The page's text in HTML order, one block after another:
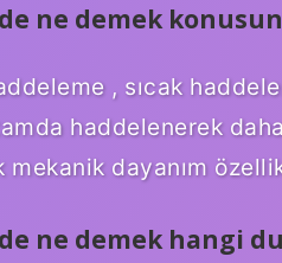
ne demek
, sıcak
haddelenerek
mekanik dayanım
ne demek hangi